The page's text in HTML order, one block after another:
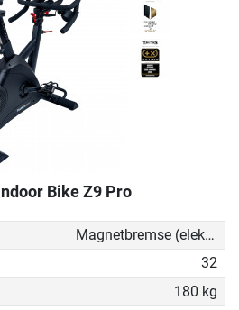
Bike Z9 Pro
Magnetbremse (elektronisch)
32
180 kg